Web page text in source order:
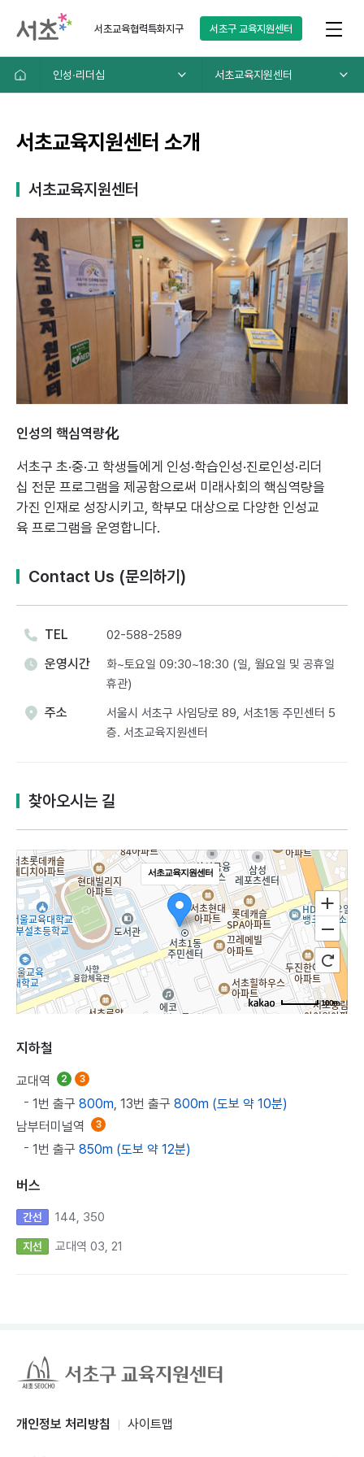
서초교육협력특화지구 서초구교육지원센터
인성∙리더십 서초교육지원센터
서초교육지원센터 소개
서초교육지원센터
인성의 핵심역량化
서초구 초·중·고 학생들에게 인성·학습인성·진로인성·리더
십 전문 프로그램을 제공함으로써 미래사회의 핵심역량을
가진 인재로 성장시키고, 학부모 대상으로 다양한 인성교
육 프로그램을 운영합니다.
Contact Us (문의하기)
TEL 02-588-2589
운영시간
화~토요일 09:30~18:30 (일, 월요일 및 공휴일
휴관)
주소
서울시 서초구 사임당로 89, 서초1동 주민센터 5
층. 서초교육지원센터
찾아오시는 길
서초교육지원센터
100m
지하철
교대역 2 3
1번 출구 800m, 13번 출구 800m (도보 약 10분)
남부터미널역
3
1번 출구 850m (도보 약 12분)
버스
간선 144, 350
지선 교대역 03, 21
개인정보 처리방침 사이트맵